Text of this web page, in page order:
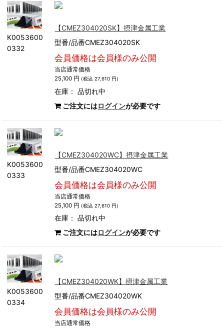
K0053600
0332
【CMEZ304020SK】摂津金属工業
型番/品番CMEZ304020SK
会員価格は会員様のみ公開
当店通常価格
25,100 円 (税込 27,610 円)
在庫：品切れ中
ご注文にはログインが必要です
K0053600
0333
【CMEZ304020WC】摂津金属工業
型番/品番CMEZ304020WC
会員価格は会員様のみ公開
当店通常価格
25,100 円 (税込 27,610 円)
在庫：品切れ中
ご注文にはログインが必要です
K0053600
0334
【CMEZ304020WK】摂津金属工業
型番/品番CMEZ304020WK
会員価格は会員様のみ公開
当店通常価格